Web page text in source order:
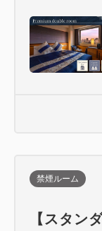
禁煙ルーム
【スタン